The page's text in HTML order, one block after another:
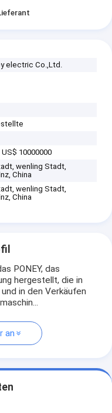
electric Co.,Ltd.
10000000
wenling Stadt,
China
wenling Stadt,
China
PONEY, das
hergestellt, die in
in den Verkäufen
an